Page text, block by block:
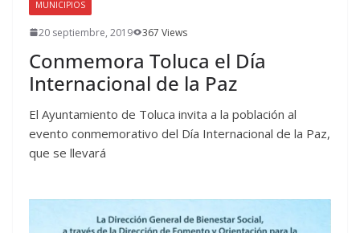
MUNICIPIOS
20 septiembre, 2019 367 Views
Conmemora Toluca el Día
Internacional de la Paz
El Ayuntamiento de Toluca invita a la población al
evento conmemorativo del Día Internacional de la Paz,
que se llevará